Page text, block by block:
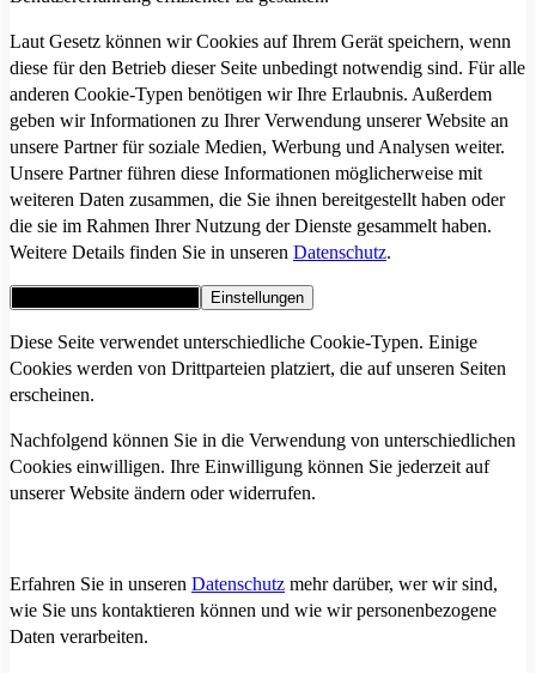
Laut Gesetz können wir Cookies auf Ihrem Gerät speichern, wenn
diese für den Betrieb dieser Seite unbedingt notwendig sind. Für alle
anderen Cookie-Typen benötigen wir Ihre Erlaubnis. Außerdem
geben wir Informationen zu Ihrer Verwendung unserer Website an
unsere Partner für soziale Medien, Werbung und Analysen weiter.
Unsere Partner führen diese Informationen möglicherweise mit
weiteren Daten zusammen, die Sie ihnen bereitgestellt haben oder
die sie im Rahmen Ihrer Nutzung der Dienste gesammelt haben.
Weitere Details finden Sie in unseren Datenschutz.
Einstellungen
Diese Seite verwendet unterschiedliche Cookie-Typen. Einige
Cookies werden von Drittparteien platziert, die auf unseren Seiten
erscheinen.
Nachfolgend können Sie in die Verwendung von unterschiedlichen
Cookies einwilligen. Ihre Einwilligung können Sie jederzeit auf
unserer Website ändern oder widerrufen.
Erfahren Sie in unseren Datenschutz mehr darüber, wer wir sind,
wie Sie uns kontaktieren können und wie wir personenbezogene
Daten verarbeiten.